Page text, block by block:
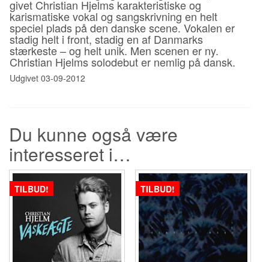
givet Christian Hjelms karakteristiske og
karismatiske vokal og sangskrivning en helt
speciel plads på den danske scene. Vokalen er
stadig helt i front, stadig en af Danmarks
stærkeste – og helt unik. Men scenen er ny.
Christian Hjelms solodebut er nemlig på dansk.
Udgivet 03-09-2012
Du kunne også være
interesseret i…
TILBUD! TILBUD!